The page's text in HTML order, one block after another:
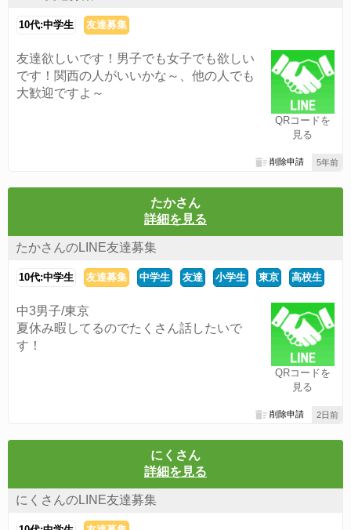
10代:中学生 友達募集
QRコードを
見る
友達欲しいです！男子でも女子でも欲しい
です！関西の人がいいかな～、他の人でも
大歓迎ですよ～
5年前
削除申請
たかさん
詳細を見る
たかさんのLINE友達募集
10代:中学生 友達募集 中学生 友達 小学生 東京 高校生
QRコードを
見る
中3男子/東京
夏休み暇してるのでたくさん話したいで
す！
2日前
削除申請
にくさん
詳細を見る
にくさんのLINE友達募集